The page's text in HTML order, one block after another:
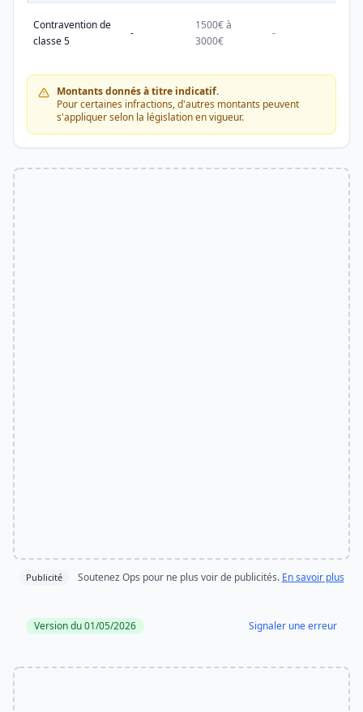
Contravention de
classe 5
-
1500€ à
3000€
-
Montants donnés à titre indicatif.
Pour certaines infractions, d'autres montants peuvent
s'appliquer selon la législation en vigueur.
Publicité Soutenez Ops pour ne plus voir de publicités. En savoir plus
Version du 01/05/2026 Signaler une erreur